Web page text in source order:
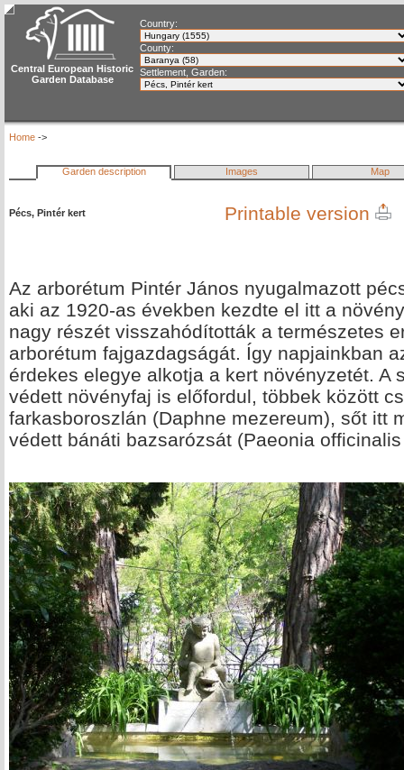
Central European Historic
Garden Database
Country:
County:
Settlement, Garden:
Home ->
Garden description Images Map
Pécs, Pintér kert Printable version
Az arborétum Pintér János nyugalmazott
aki az 1920-as években kezdte el itt a
nagy részét visszahódították a természetes
arborétum fajgazdagságát. Így napjainkban
érdekes elegye alkotja a kert növényzetét. A
védett növényfaj is előfordul, többek között
farkasboroszlán (Daphne mezereum), sőt itt
védett bánáti bazsarózsát (Paeonia